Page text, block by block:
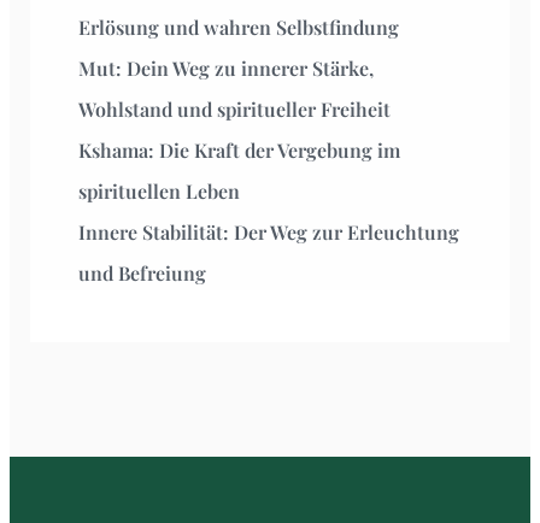
Erlösung und wahren Selbstfindung
Mut: Dein Weg zu innerer Stärke,
Wohlstand und spiritueller Freiheit
Kshama: Die Kraft der Vergebung im
spirituellen Leben
Innere Stabilität: Der Weg zur Erleuchtung
und Befreiung